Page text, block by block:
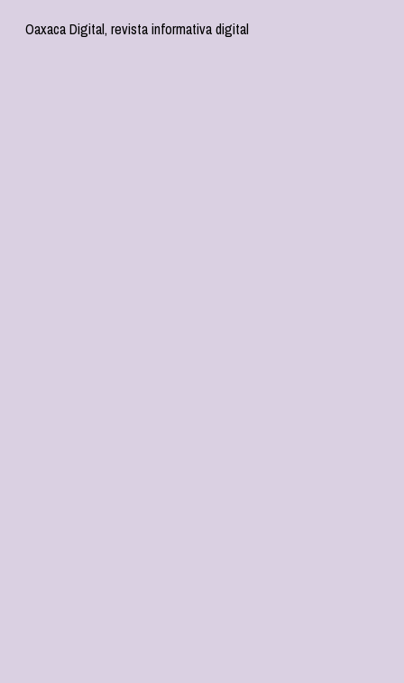
Oaxaca Digital, revista informativa digital